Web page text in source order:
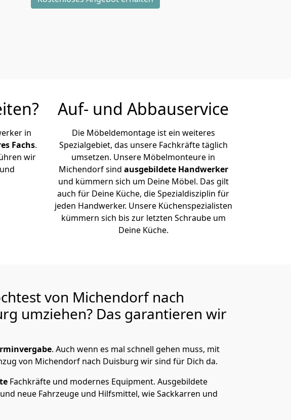
in
Fachs.
wir
Auf- und Abbauservice
Die Möbeldemontage ist ein weiteres
Spezialgebiet, das unsere Fachkräfte täglich
umsetzen. Unsere Möbelmonteure in
Michendorf sind ausgebildete Handwerker
und kümmern sich um Deine Möbel. Das gilt
auch für Deine Küche, die Spezialdisziplin für
jeden Handwerker. Unsere Küchenspezialisten
kümmern sich bis zur letzten Schraube um
Deine Küche.
von Michendorf nach
umziehen? Das garantieren wir
. Auch wenn es mal schnell gehen muss, mit
von Michendorf nach Duisburg wir sind für Dich da.
Fachkräfte und modernes Equipment. Ausgebildete
neue Fahrzeuge und Hilfsmittel, wie Sackkarren und